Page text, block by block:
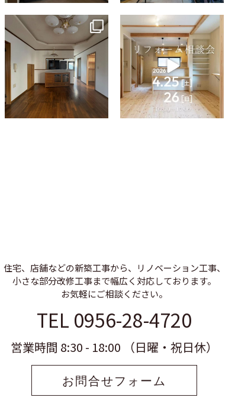
tomohouseinc
4月 9
tomohouseinc
4月 2
住宅、店舗などの新築工事から、リノベーション工事、
小さな部分改修工事まで幅広く対応しております。
お気軽にご相談ください。
TEL 0956-28-4720
営業時間 8:30 - 18:00 （日曜・祝日休）
お問合せフォーム